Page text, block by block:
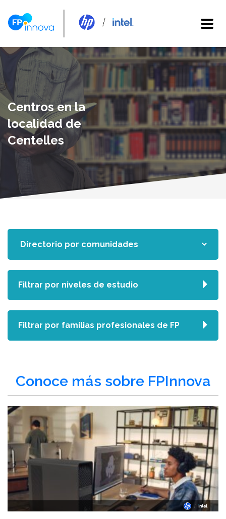
Centros en la
localidad de
Centelles
Conoce más sobre FPInnova
Filtrar por niveles de estudio
Filtrar por familias profesionales de FP